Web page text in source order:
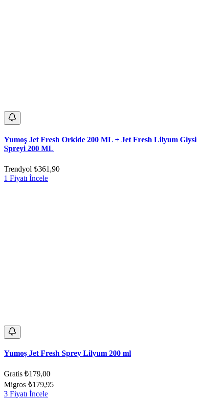
Yumoş Jet Fresh Orkide 200 ML + Jet Fresh Lilyum Giysi
Spreyi 200 ML
Trendyol ₺361,90
1 Fiyatı İncele
Yumoş Jet Fresh Sprey Lilyum 200 ml
Gratis ₺179,00
Migros ₺179,95
3 Fiyatı İncele